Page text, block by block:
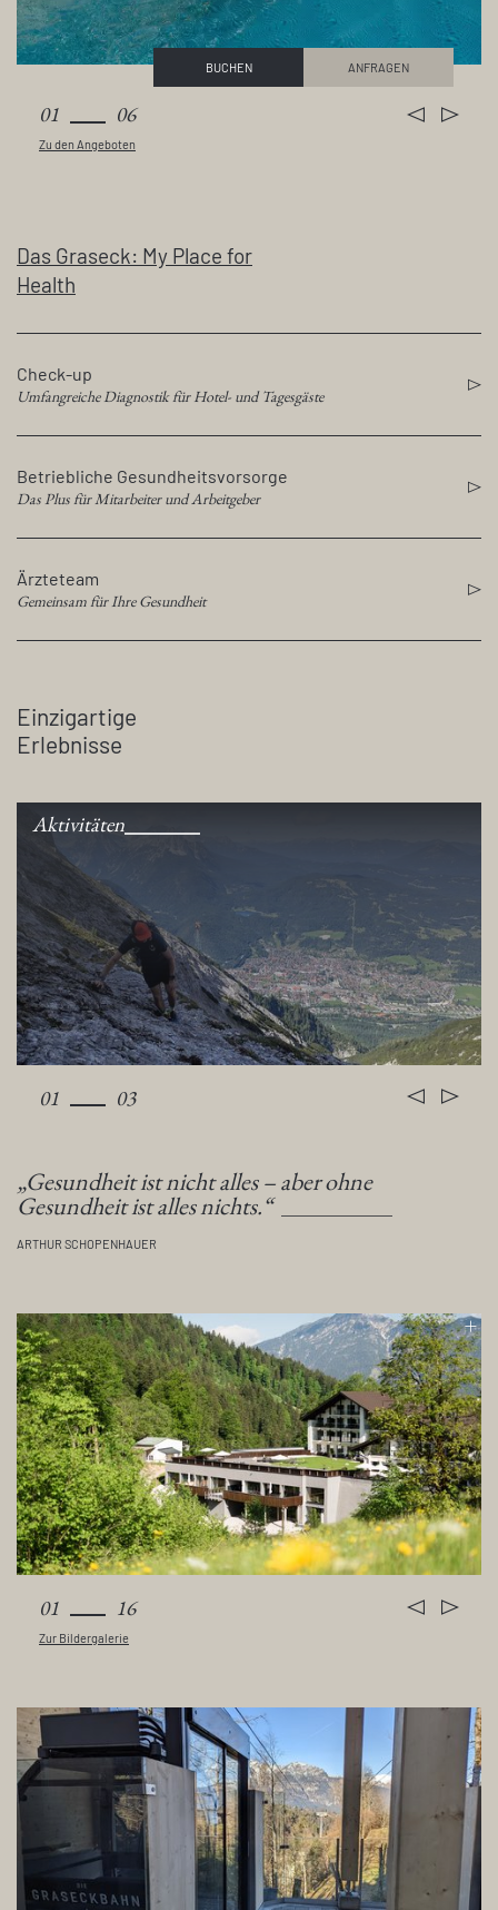
BUCHEN ANFRAGEN
01 06
Zu den Angeboten
Das Graseck: My Place for
Health
Check-up
Umfangreiche Diagnostik für Hotel- und Tagesgäste
Betriebliche Gesundheitsvorsorge
Das Plus für Mitarbeiter und Arbeitgeber
Ärzteteam
Gemeinsam für Ihre Gesundheit
Einzigartige
Erlebnisse
Aktivitäten
01 03
„Gesundheit ist nicht alles – aber ohne
Gesundheit ist alles nichts.“
ARTHUR SCHOPENHAUER
01 16
Zur Bildergalerie